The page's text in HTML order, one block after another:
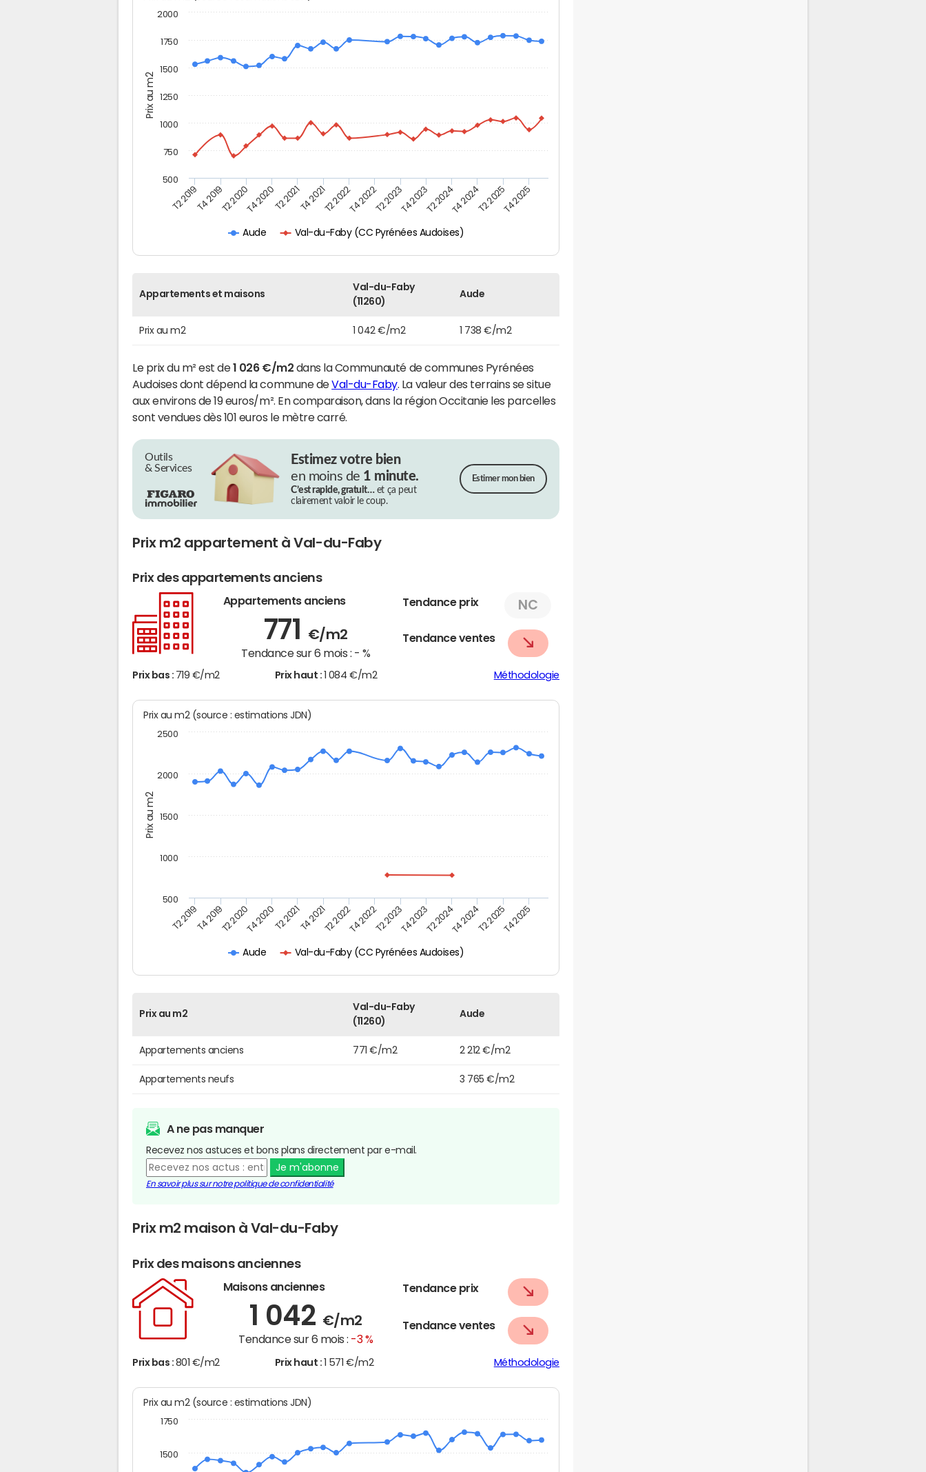
Prix au m2
Aude Val-du-Faby (CC Pyrénées Audoises)
T2 2019T4 2019T2 2020T4 2020T2 2021T4 2021T2 2022T4 2022T2 2023T4 2023T2 2024T4 2024T2 2025T4 2025
500
750
1000
1250
1500
1750
2000
Appartements et maisons
Val-du-Faby
(11260)
Aude
Prix au m2 1 042 €/m2 1 738 €/m2
Le prix du m² est de1 026 €/m2 dans la Communauté de communes Pyrénées
Audoises dont dépend la commune deVal-du-Faby. La valeur des terrains se situe
aux environs de 19 euros/m². En comparaison, dans la région Occitanie les parcelles
sont vendues dès 101 euros le mètre carré.
Outils
& Services
Estimez votre bien
en moins de 1 minute.
C’est rapide, gratuit…et ça peut
clairement valoir le coup.
Estimer mon bien
Prix m2 appartement à Val-du-Faby
Prix des appartements anciens
Appartements anciens
771 €/m2
Tendance sur 6 mois : - %
Tendance prix NC
Tendance ventes
Prix bas : 719 €/m2 Prix haut : 1 084 €/m2 Méthodologie
Prix au m2
Prix au m2 (source : estimations JDN)
Aude Val-du-Faby (CC Pyrénées Audoises)
T2 2019T4 2019T2 2020T4 2020T2 2021T4 2021T2 2022T4 2022T2 2023T4 2023T2 2024T4 2024T2 2025T4 2025
500
1000
1500
2000
2500
Prix au m2
Val-du-Faby
(11260)
Aude
Appartements anciens 771 €/m2 2 212 €/m2
Appartements neufs 3 765 €/m2
A ne pas manquer
Recevez nos astuces et bons plans directement par e-mail.
Je m'abonne
En savoir plus sur notre politique de confidentialité
Prix m2 maison à Val-du-Faby
Prix des maisons anciennes
Maisons anciennes
1 042 €/m2
Tendance sur 6 mois : -3 %
Tendance prix
Tendance ventes
Prix bas : 801 €/m2 Prix haut : 1 571 €/m2 Méthodologie
Prix au m2 (source : estimations JDN)
1500
1750